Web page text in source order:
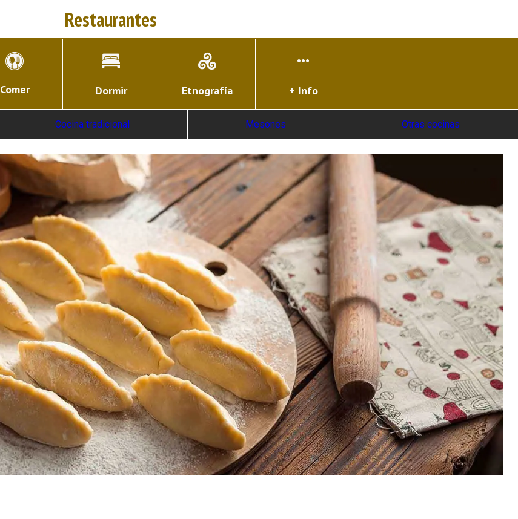
Restaurantes
Comer Dormir Etnografía + Info
Cocina tradicional Mesones Otras cocinas